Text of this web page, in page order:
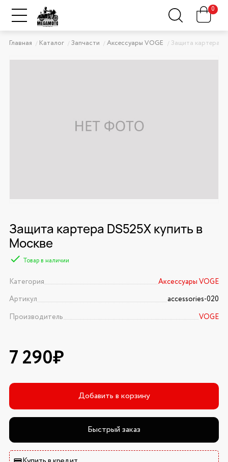
0
Главная Каталог Запчасти Аксессуары VOGE Защита картера
Защита картера DS525X купить в
Москве
Товар в наличии
Категория
Аксессуары VOGE
Артикул
accessories-020
Производитель
VOGE
7 290₽
Добавить в корзину
Быстрый заказ